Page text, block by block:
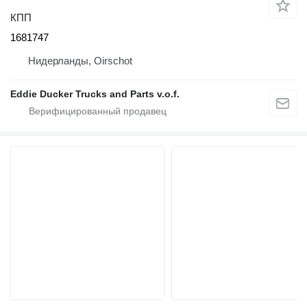
КПП
1681747
Нидерланды, Oirschot
Eddie Ducker Trucks and Parts v.o.f.